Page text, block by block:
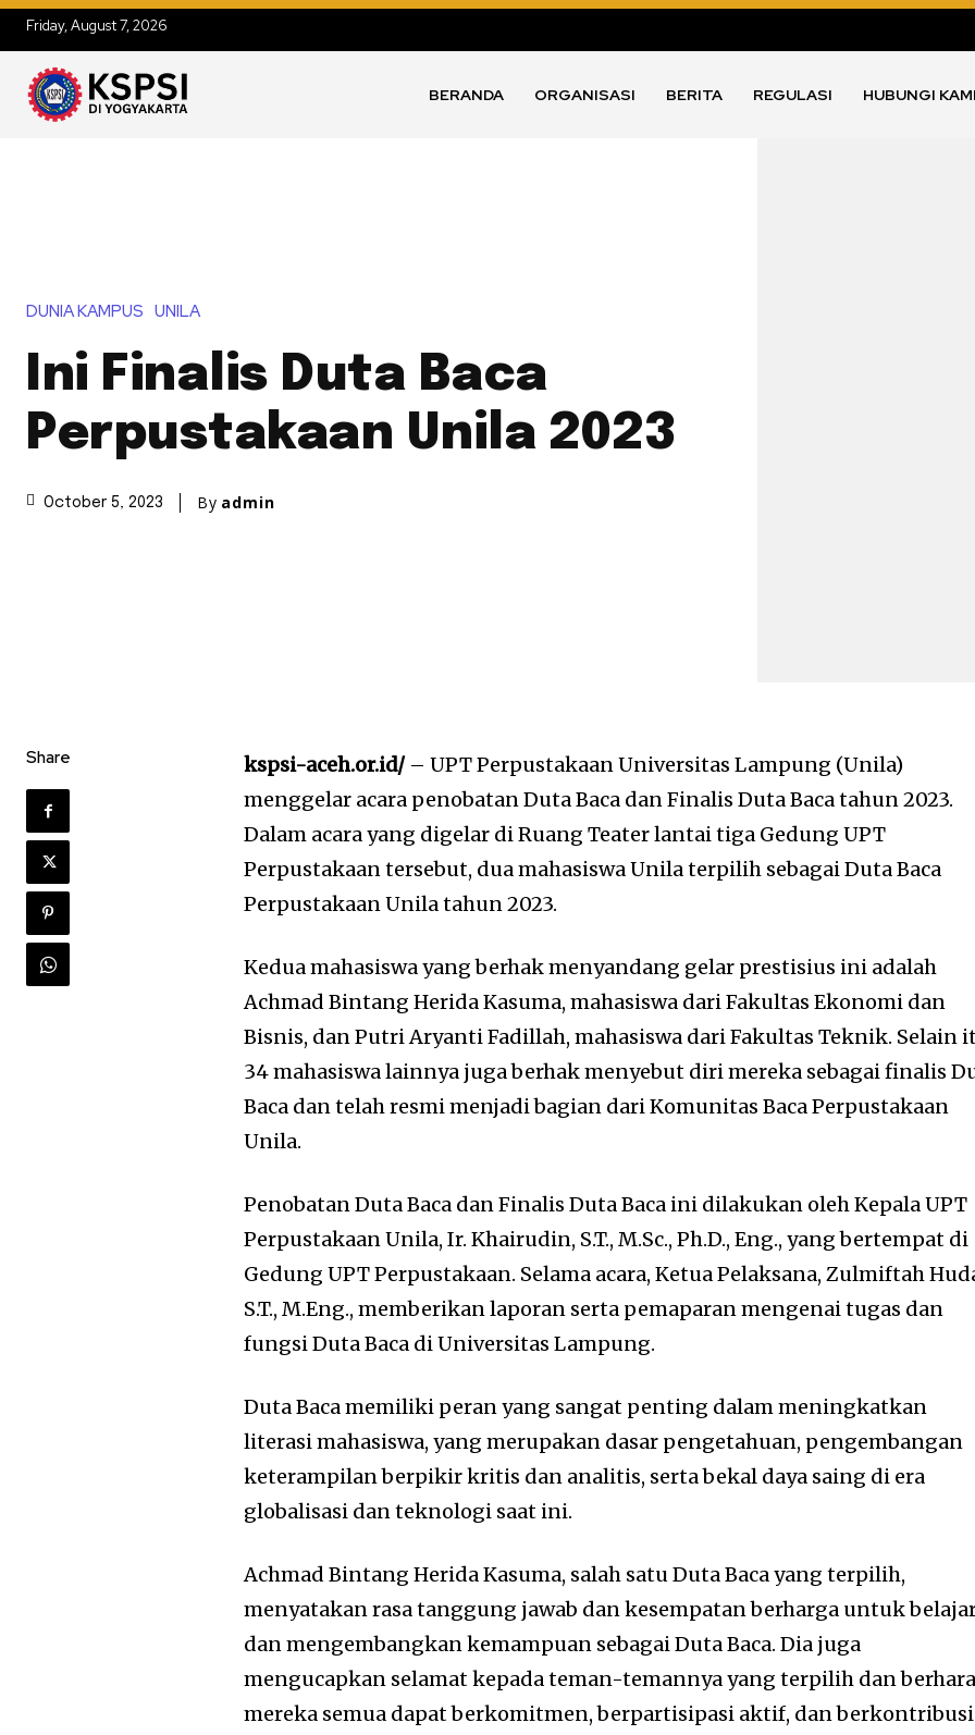
Friday, August 7, 2026
BERANDA ORGANISASI BERITA REGULASI HUBUNGI
DUNIA KAMPUS UNILA
Ini Finalis Duta Baca
Perpustakaan Unila 2023
October 5, 2023 By admin
Share kspsi-aceh.or.id/– UPT Perpustakaan Universitas Lampung (Unila)
menggelar acara penobatan Duta Baca dan Finalis Duta Baca tahun 2023.
Dalam acara yang digelar di Ruang Teater lantai tiga Gedung UPT
Perpustakaan tersebut, dua mahasiswa Unila terpilih sebagai Duta Baca
Perpustakaan Unila tahun 2023.
Kedua mahasiswa yang berhak menyandang gelar prestisius ini adalah
Achmad Bintang Herida Kasuma, mahasiswa dari Fakultas Ekonomi dan
Bisnis, dan Putri Aryanti Fadillah, mahasiswa dari Fakultas Teknik. Selain
34 mahasiswa lainnya juga berhak menyebut diri mereka sebagai finalis
Baca dan telah resmi menjadi bagian dari Komunitas Baca Perpustakaan
Unila.
Penobatan Duta Baca dan Finalis Duta Baca ini dilakukan oleh Kepala UPT
Perpustakaan Unila, Ir. Khairudin, S.T., M.Sc., Ph.D., Eng., yang bertempat di
Gedung UPT Perpustakaan. Selama acara, Ketua Pelaksana, Zulmiftah
S.T., M.Eng., memberikan laporan serta pemaparan mengenai tugas dan
fungsi Duta Baca di Universitas Lampung.
Duta Baca memiliki peran yang sangat penting dalam meningkatkan
literasi mahasiswa, yang merupakan dasar pengetahuan, pengembangan
keterampilan berpikir kritis dan analitis, serta bekal daya saing di era
globalisasi dan teknologi saat ini.
Achmad Bintang Herida Kasuma, salah satu Duta Baca yang terpilih,
menyatakan rasa tanggung jawab dan kesempatan berharga untuk
dan mengembangkan kemampuan sebagai Duta Baca. Dia juga
mengucapkan selamat kepada teman-temannya yang terpilih dan
mereka semua dapat berkomitmen, berpartisipasi aktif, dan berkontribusi